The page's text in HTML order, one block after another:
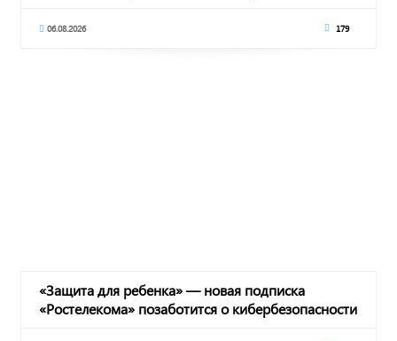
06.08.2026 179
«Защита для ребенка» — новая подписка
«Ростелекома» позаботится о кибербезопасности